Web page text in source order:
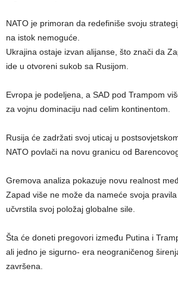
NATO je primoran da redefiniše svoju
na istok nemoguće.
Ukrajina ostaje izvan alijanse, što znači da
ide u otvoreni sukob sa Rusijom.
Evropa je podeljena, a SAD pod Trampom
za vojnu dominaciju nad celim kontinentom.
Rusija će zadržati svoj uticaj u
NATO povlači na novu granicu od
Gremova analiza pokazuje novu realnost
Zapad više ne može da nameće svoja
učvrstila svoj položaj globalne sile.
Šta će doneti pregovori između Putina i
ali jedno je sigurno- era neograničenog
završena.